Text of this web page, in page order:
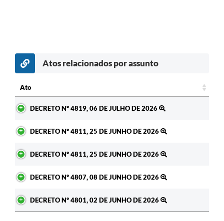
Atos relacionados por assunto
Ato
DECRETO Nº 4819, 06 DE JULHO DE 2026
DECRETO Nº 4811, 25 DE JUNHO DE 2026
DECRETO Nº 4811, 25 DE JUNHO DE 2026
DECRETO Nº 4807, 08 DE JUNHO DE 2026
DECRETO Nº 4801, 02 DE JUNHO DE 2026